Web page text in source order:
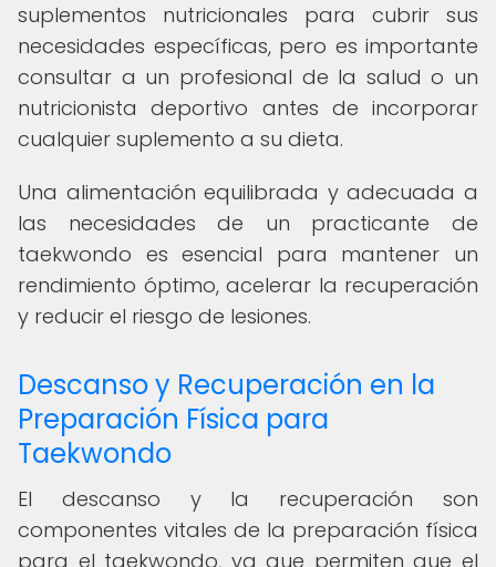
suplementos nutricionales para cubrir sus
necesidades específicas, pero es importante
consultar a un profesional de la salud o un
nutricionista deportivo antes de incorporar
cualquier suplemento a su dieta.
Una alimentación equilibrada y adecuada a
las necesidades de un practicante de
taekwondo es esencial para mantener un
rendimiento óptimo, acelerar la recuperación
y reducir el riesgo de lesiones.
Descanso y Recuperación en la
Preparación Física para
Taekwondo
El descanso y la recuperación son
componentes vitales de la preparación física
para el taekwondo, ya que permiten que el